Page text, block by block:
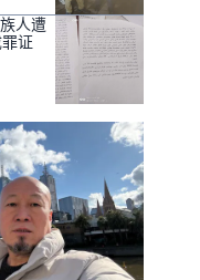
人遭
罪证